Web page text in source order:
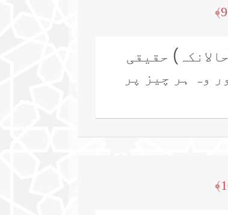
حقیقی
وہ ہر چیز پر